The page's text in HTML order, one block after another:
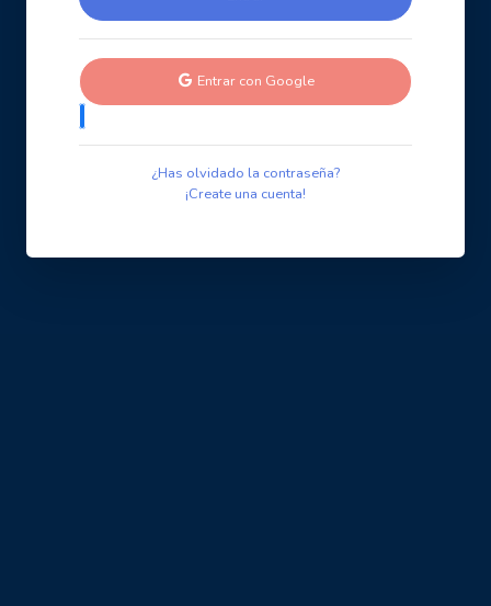
Entrar con Google
¿Has olvidado la contraseña?
¡Create una cuenta!